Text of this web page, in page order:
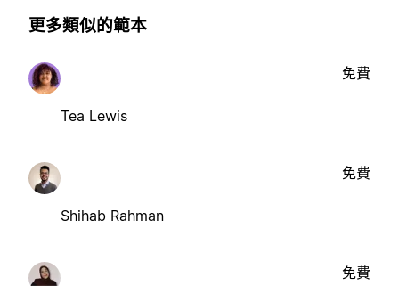
更多類似的範本
Tea Lewis
免費
Shihab Rahman
免費
免費